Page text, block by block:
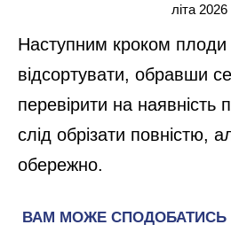
літа 2026
Наступним кроком плоди
відсортувати, обравши
перевірити на
слід обрізати повністю,
обережно.